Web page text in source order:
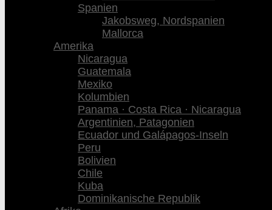
Spanien
Jakobsweg, Nordspanien
Mallorca
Amerika
Nicaragua
Guatemala
Mexiko
Kolumbien
Panama · Costa Rica · Nicaragua
Argentinien, Patagonien
Ecuador und Galápagos-Inseln
Peru
Bolivien
Chile
Kuba
Dominikanische Republik